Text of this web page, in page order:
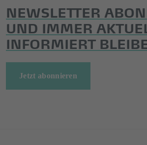
NEWSLETTER
UND IMMER
INFORMIERT
Jetzt abonnieren